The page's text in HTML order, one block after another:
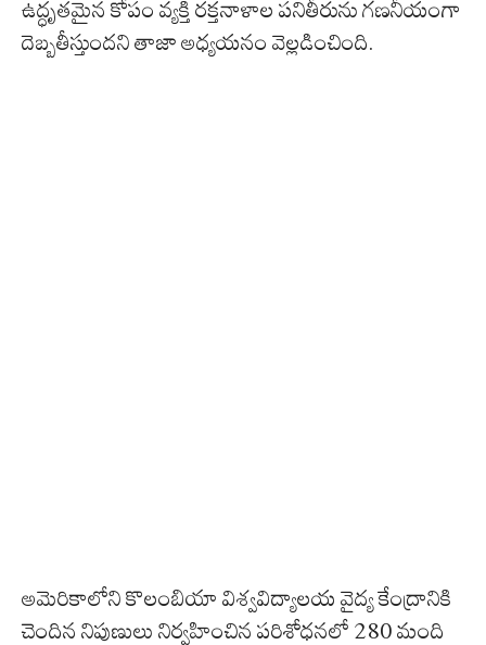
ఉద్ధృతమైన కోపం వ్యక్తి రక్తనాళాల పనితీరును గణనీయంగా
దెబ్బతీస్తుందని తాజా అధ్యయనం వెల్లడించింది.
అమెరికాలోని కొలంబియా విశ్వవిద్యాలయ వైద్య కేంద్రానికి
చెందిన నిపుణులు నిర్వహించిన పరిశోధనలో 280 మంది